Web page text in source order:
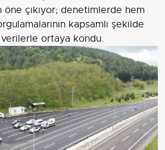
öne çıkıyor; denetimlerde hem
kapsamlı şekilde
verilerle ortaya kondu.